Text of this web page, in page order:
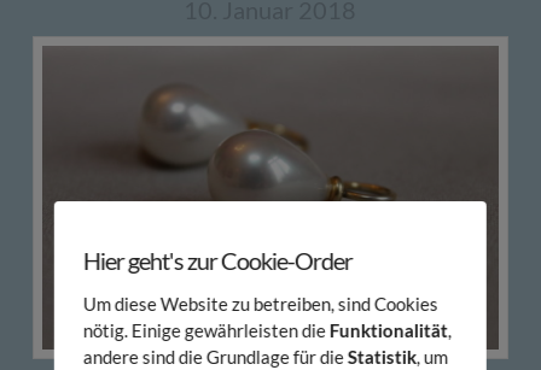
Hier geht's zur Cookie-Order
Um diese Website zu betreiben, sind Cookies
nötig. Einige gewährleisten dieFunktionalität,
andere sind die Grundlage für dieStatistik, um